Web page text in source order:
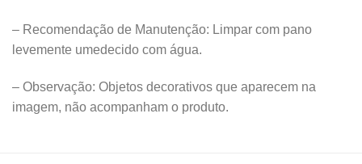
– Recomendação de Manutenção: Limpar com pano
levemente umedecido com água.
– Observação: Objetos decorativos que aparecem na
imagem, não acompanham o produto.